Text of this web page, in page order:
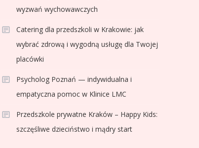
wyzwań wychowawczych
Catering dla przedszkoli w Krakowie: jak
wybrać zdrową i wygodną usługę dla Twojej
placówki
Psycholog Poznań — indywidualna i
empatyczna pomoc w Klinice LMC
Przedszkole prywatne Kraków – Happy Kids:
szczęśliwe dzieciństwo i mądry start